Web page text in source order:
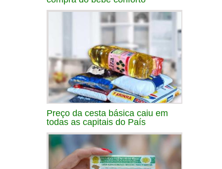
Preço da cesta básica caiu em
todas as capitais do País